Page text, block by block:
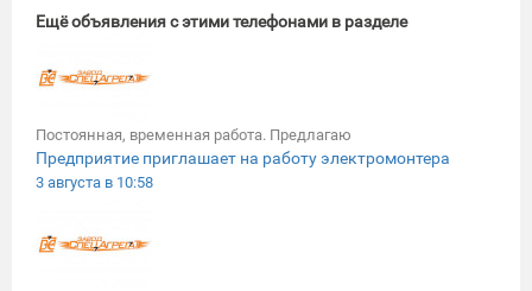
Ещё объявления с этими телефонами в разделе
Постоянная, временная работа. Предлагаю
Предприятие приглашает на работу электромонтера
3 августа в 10:58